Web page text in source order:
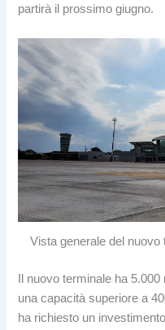
partirà il prossimo giugno.
Vista generale del nuovo
Il nuovo terminale ha
una capacità superiore a
ha richiesto un